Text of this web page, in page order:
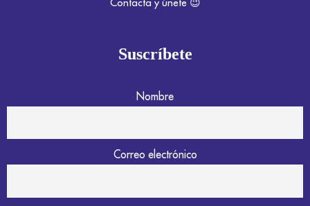
Suscríbete
Nombre
Correo electrónico